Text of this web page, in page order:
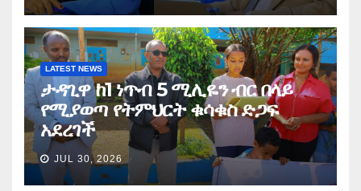
LATEST NEWS
ታዳጊዋ ከ1 ነጥብ 5 ሚሊዬን ብር በላይ
የሚያወጣ የትምህርት ቁሳቁስ ድጋፍ
አደረገች
JUL 30, 2026